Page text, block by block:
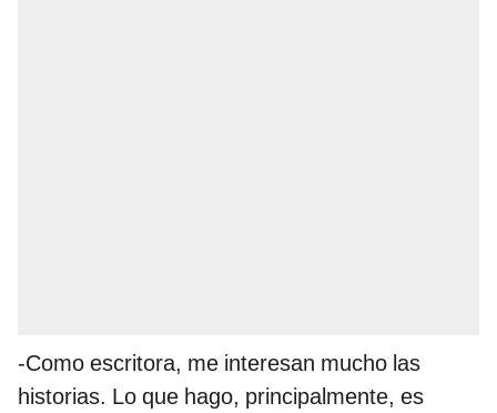
-Como escritora, me interesan mucho las
historias. Lo que hago, principalmente, es